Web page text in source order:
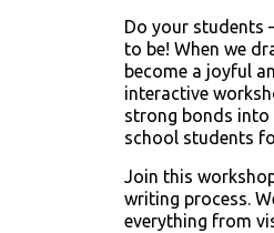
Do your students
to be! When we
become a joyful
interactive
strong bonds into
school students
Join this
writing process.
everything from